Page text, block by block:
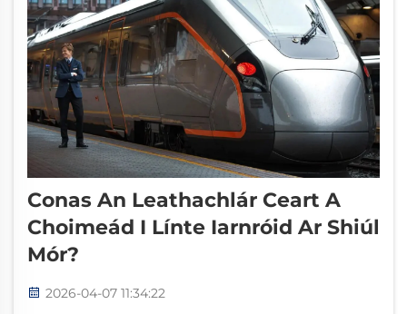
Conas An Leathachlár Ceart A
Choimeád I Línte Iarnróid Ar Shiúl
Mór?
2026-04-07 11:34:22